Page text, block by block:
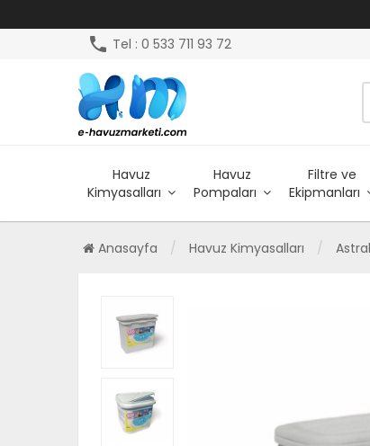
phone Tel : 0 533 711 93 72
Havuz
Kimyasalları
Havuz
Pompaları
Filtre ve
Ekipmanları
Anasayfa Havuz Kimyasalları